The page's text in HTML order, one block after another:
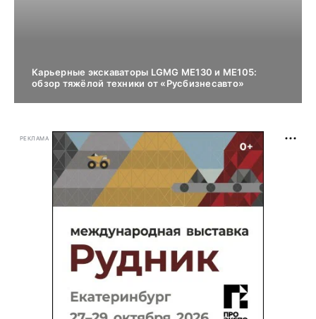
Карьерные экскаваторы LGMG ME130 и ME105:
обзор тяжёлой техники от «Русбизнесавто»
РЕКЛАМА